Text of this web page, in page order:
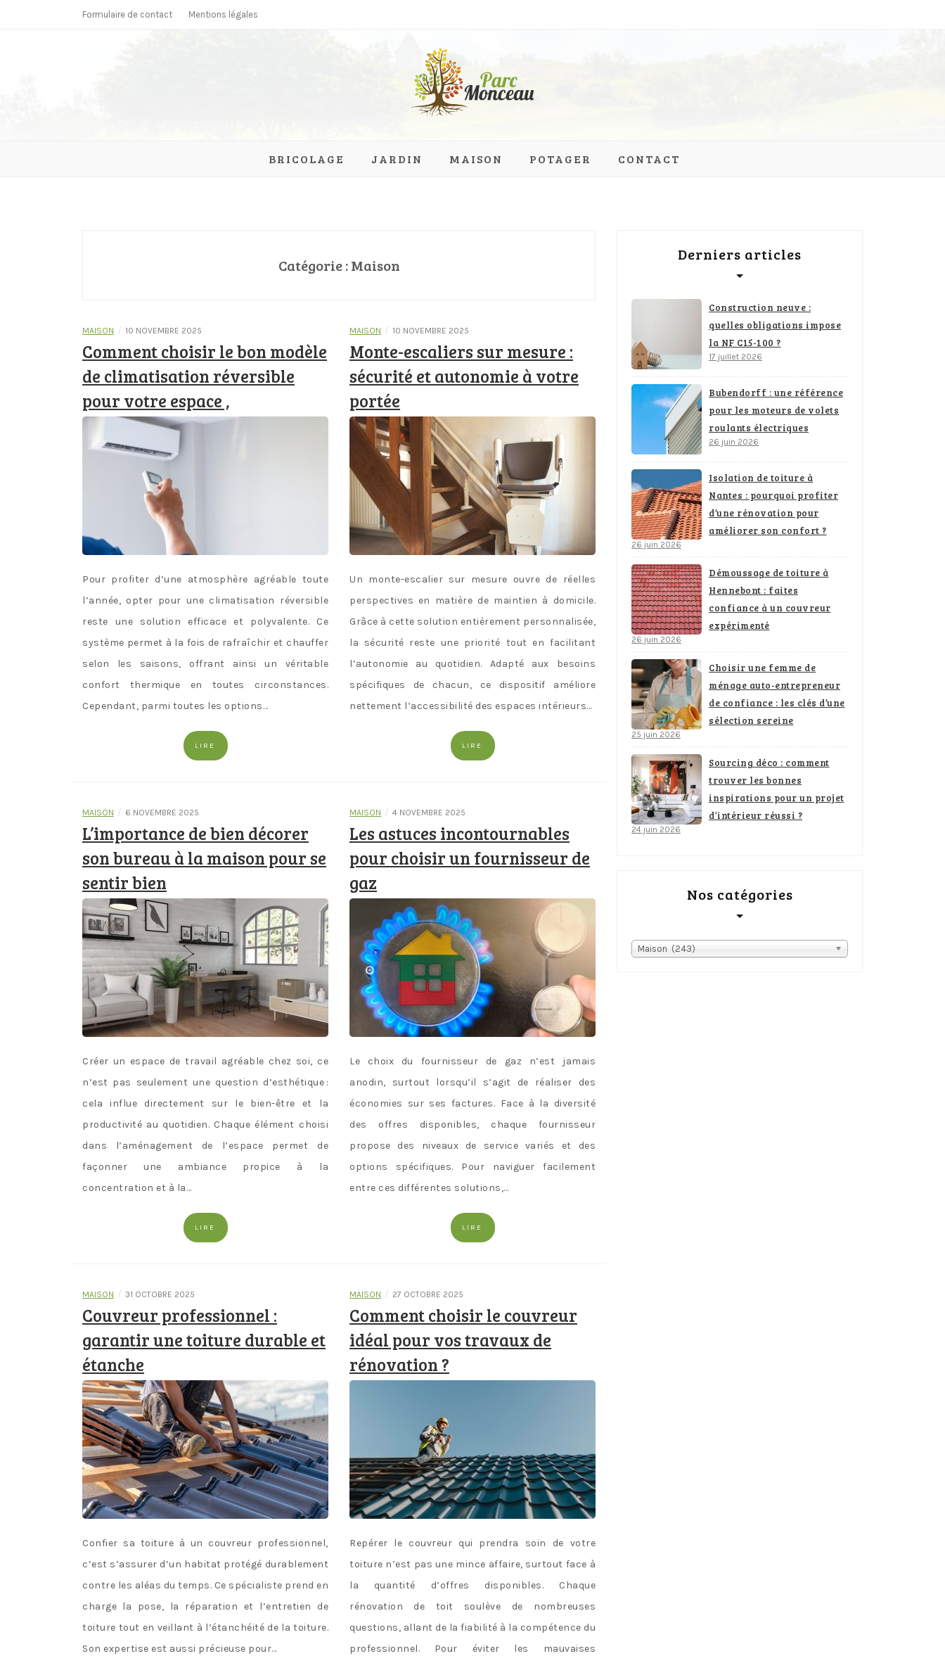
Formulaire de contact Mentions légales
parcmonceau.org
BRICOLAGE JARDIN MAISON POTAGER CONTACT
Catégorie :Maison
MAISON / 10 NOVEMBRE 2025
Comment choisir le bon modèle
de climatisation réversible
pour votre espace ,
Pour profiter d’une atmosphère agréable toute
l’année, opter pour une climatisation réversible
reste une solution efficace et polyvalente. Ce
système permet à la fois de rafraîchir et chauffer
selon les saisons, offrant ainsi un véritable
confort thermique en toutes circonstances.
Cependant, parmi toutes les options…
LIRE
MAISON / 10 NOVEMBRE 2025
Monte-escaliers sur mesure :
sécurité et autonomie à votre
portée
Un monte-escalier sur mesure ouvre de réelles
perspectives en matière de maintien à domicile.
Grâce à cette solution entièrement personnalisée,
la sécurité reste une priorité tout en facilitant
l’autonomie au quotidien. Adapté aux besoins
spécifiques de chacun, ce dispositif améliore
nettement l’accessibilité des espaces intérieurs…
LIRE
MAISON / 6 NOVEMBRE 2025
L’importance de bien décorer
son bureau à la maison pour se
sentir bien
Créer un espace de travail agréable chez soi, ce
n’est pas seulement une question d’esthétique :
cela influe directement sur le bien-être et la
productivité au quotidien. Chaque élément choisi
dans l’aménagement de l’espace permet de
façonner une ambiance propice à la
concentration et à la…
LIRE
MAISON / 4 NOVEMBRE 2025
Les astuces incontournables
pour choisir un fournisseur de
gaz
Le choix du fournisseur de gaz n’est jamais
anodin, surtout lorsqu’il s’agit de réaliser des
économies sur ses factures. Face à la diversité
des offres disponibles, chaque fournisseur
propose des niveaux de service variés et des
options spécifiques. Pour naviguer facilement
entre ces différentes solutions,…
LIRE
MAISON / 31 OCTOBRE 2025
Couvreur professionnel :
garantir une toiture durable et
étanche
Confier sa toiture à un couvreur professionnel,
c’est s’assurer d’un habitat protégé durablement
contre les aléas du temps. Ce spécialiste prend en
charge la pose, la réparation et l’entretien de
toiture tout en veillant à l’étanchéité de la toiture.
Son expertise est aussi précieuse pour…
MAISON / 27 OCTOBRE 2025
Comment choisir le couvreur
idéal pour vos travaux de
rénovation ?
Repérer le couvreur qui prendra soin de votre
toiture n’est pas une mince affaire, surtout face à
la quantité d’offres disponibles. Chaque
rénovation de toit soulève de nombreuses
questions, allant de la fiabilité à la compétence du
professionnel. Pour éviter les mauvaises
Derniers articles
Construction neuve :
quelles obligations impose
la NF C15-100 ?
17 juillet 2026
Bubendorff : une référence
pour les moteurs de volets
roulants électriques
26 juin 2026
Isolation de toiture à
Nantes : pourquoi profiter
d’une rénovation pour
améliorer son confort ?
26 juin 2026
Démoussage de toiture à
Hennebont : faites
confiance à un couvreur
expérimenté
26 juin 2026
Choisir une femme de
ménage auto-entrepreneur
de confiance : les clés d’une
sélection sereine
25 juin 2026
Sourcing déco : comment
trouver les bonnes
inspirations pour un projet
d’intérieur réussi ?
24 juin 2026
Nos catégories
Maison (243)